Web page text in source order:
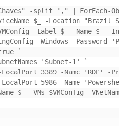
-split "," | ForEach-
`